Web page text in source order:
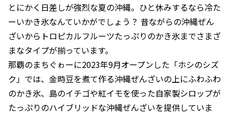
とにかく日差しが強烈な夏の沖縄。ひと休みするなら冷た
ーいかき氷なんていかがでしょう？ 昔ながらの沖縄ぜん
ざいからトロピカルフルーツたっぷりのかき氷までさまざ
まなタイプが揃っています。
那覇のまちぐゎーに2023年9月オープンした「ホシのシズ
ク」では、金時豆を煮て作る沖縄ぜんざいの上にふわふわ
のかき氷、島のイチゴや紅イモを使った自家製シロップが
たっぷりのハイブリッドな沖縄ぜんざいを提供していま